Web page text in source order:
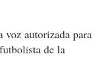
voz autorizada para
de la